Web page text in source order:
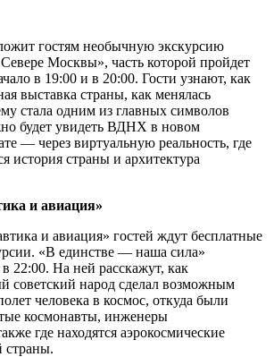
гостям необычную экскурсию
Москвы», часть которой пройдет
в 19:00 и в 20:00. Гости узнают, как
выставка страны, как менялась
стала одним из главных символов
будет увидеть ВДНХ в новом
— через виртуальную реальность, где
история страны и архитектура
и авиация»
и авиация» гостей ждут бесплатные
«В единстве — наша сила»
22:00. На ней расскажут, как
советский народ сделал возможным
человека в космос, откуда были
космонавты, инженеры
где находятся аэрокосмические
страны.